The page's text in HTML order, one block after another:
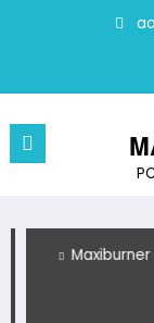
Maxiburner